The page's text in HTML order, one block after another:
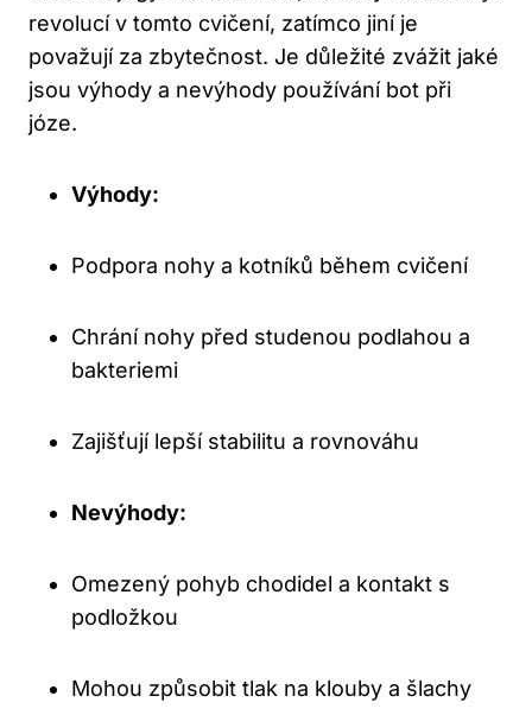
revolucí v tomto cvičení, zatímco jiní je
považují za zbytečnost. Je důležité zvážit jaké
jsou výhody a nevýhody používání bot při
józe.
Výhody:
Podpora nohy a kotníků během cvičení
Chrání nohy před studenou podlahou a
bakteriemi
Zajišťují lepší stabilitu a rovnováhu
Nevýhody:
Omezený pohyb chodidel a kontakt s
podložkou
Mohou způsobit tlak na klouby a šlachy